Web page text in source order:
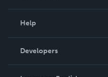
Podcast
Help
Order Lookup
Knowledge Base
Developers